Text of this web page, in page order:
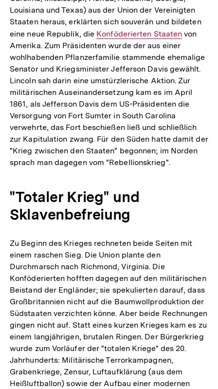
Louisiana und Texas) aus der Union der Vereinigten
Staaten heraus, erklärten sich souverän und bildeten
eine neue Republik, die Interner
Link:
Konföderierten Staaten von
Amerika. Zum Präsidenten wurde der aus einer
wohlhabenden Pflanzerfamilie stammende ehemalige
Senator und Kriegsminister Jefferson Davis gewählt.
Lincoln sah darin eine umstürzlerische Aktion. Zur
militärischen Auseinandersetzung kam es im April
1861, als Jefferson Davis dem US-Präsidenten die
Versorgung von Fort Sumter in South Carolina
verwehrte, das Fort beschießen ließ und schließlich
zur Kapitulation zwang. Für den Süden hatte damit der
"Krieg zwischen den Staaten" begonnen; im Norden
sprach man dagegen vom "Rebellionskrieg".
"Totaler Krieg" und
Sklavenbefreiung
Zu Beginn des Krieges rechneten beide Seiten mit
einem raschen Sieg. Die Union plante den
Durchmarsch nach Richmond, Virginia. Die
Konföderierten hofften dagegen auf den militärischen
Beistand der Engländer; sie spekulierten darauf, dass
Großbritannien nicht auf die Baumwollproduktion der
Südstaaten verzichten könne. Aber beide Rechnungen
gingen nicht auf. Statt eines kurzen Krieges kam es zu
einem langjährigen, brutalen Ringen. Der Bürgerkrieg
wurde zum Vorläufer der "totalen Kriege" des 20.
Jahrhunderts: Militärische Terrorkampagnen,
Grabenkriege, Zensur, Luftaufklärung (aus dem
Heißluftballon) sowie der Aufbau einer modernen